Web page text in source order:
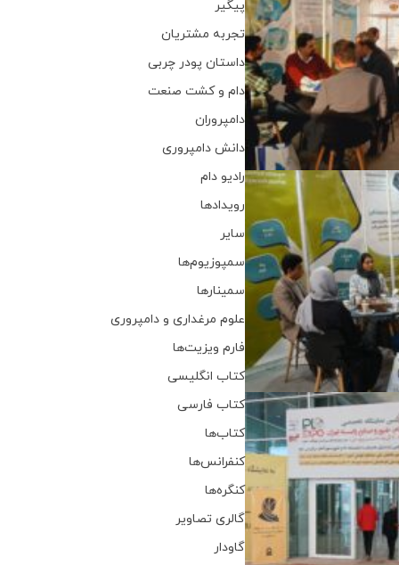
پیگیر
تجربه مشتریان
داستان پودر چربی
دام و کشت صنعت
دامپروران
دانش دامپروری
رادیو دام
رویدادها
سایر
سمپوزیوم‌ها
سمینارها
علوم مرغداری و دامپروری
فارم ویزیت‌ها
کتاب انگلیسی
کتاب فارسی
کتاب‌ها
کنفرانس‌ها
کنگره‌ها
گالری تصاویر
گاودار